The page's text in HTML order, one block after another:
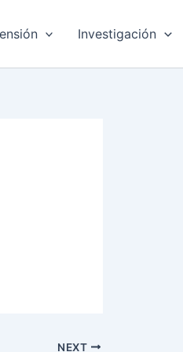
Investigación
NEXT